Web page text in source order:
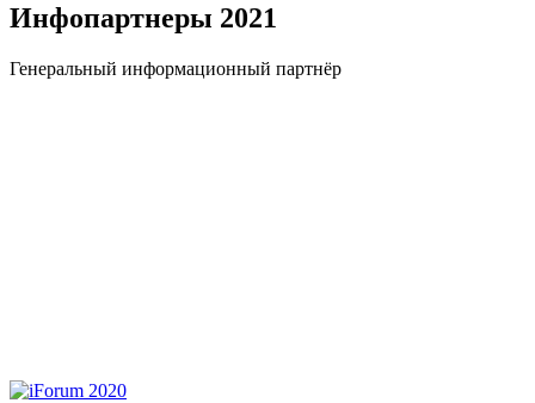
Инфопартнеры 2021
Генеральный информационный партнёр